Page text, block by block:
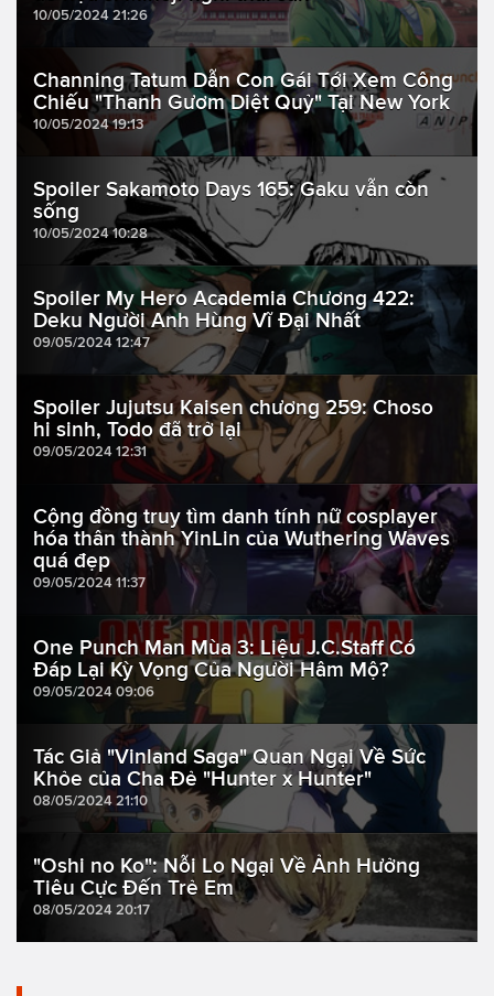
10/05/2024 21:26
Channing Tatum Dẫn Con Gái Tới Xem Công
Chiếu "Thanh Gươm Diệt Quỷ" Tại New York
10/05/2024 19:13
Spoiler Sakamoto Days 165: Gaku vẫn còn
sống
10/05/2024 10:28
Spoiler My Hero Academia Chương 422:
Deku Người Anh Hùng Vĩ Đại Nhất
09/05/2024 12:47
Spoiler Jujutsu Kaisen chương 259: Choso
hi sinh, Todo đã trở lại
09/05/2024 12:31
Cộng đồng truy tìm danh tính nữ cosplayer
hóa thân thành YinLin của Wuthering Waves
quá đẹp
09/05/2024 11:37
One Punch Man Mùa 3: Liệu J.C.Staff Có
Đáp Lại Kỳ Vọng Của Người Hâm Mộ?
09/05/2024 09:06
Tác Giả "Vinland Saga" Quan Ngại Về Sức
Khỏe của Cha Đẻ "Hunter x Hunter"
08/05/2024 21:10
"Oshi no Ko": Nỗi Lo Ngại Về Ảnh Hưởng
Tiêu Cực Đến Trẻ Em
08/05/2024 20:17